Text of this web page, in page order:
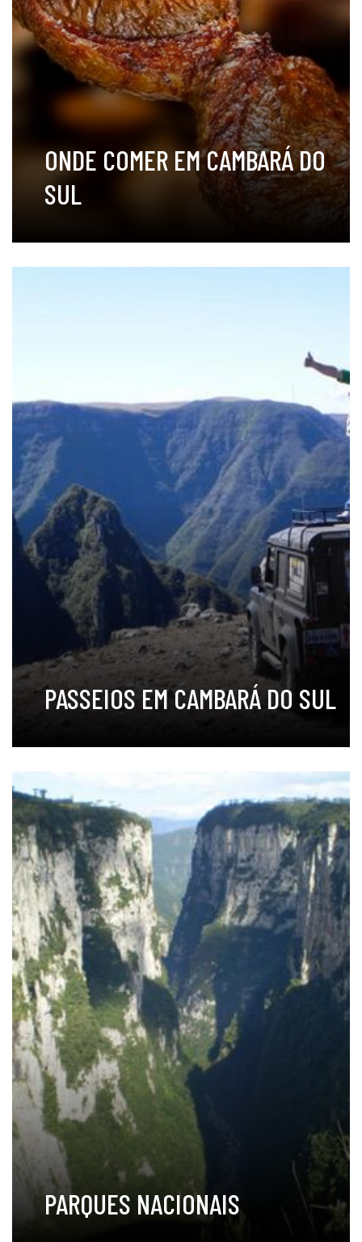
ONDE COMER EM CAMBARÁ DO
SUL
PASSEIOS EM CAMBARÁ DO SUL
PARQUES NACIONAIS